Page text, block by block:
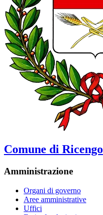
Comune di Ricengo
Amministrazione
Organi di governo
Aree amministrative
Uffici